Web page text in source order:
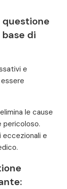
questione
di
e
le cause
pericoloso.
eccezionali e